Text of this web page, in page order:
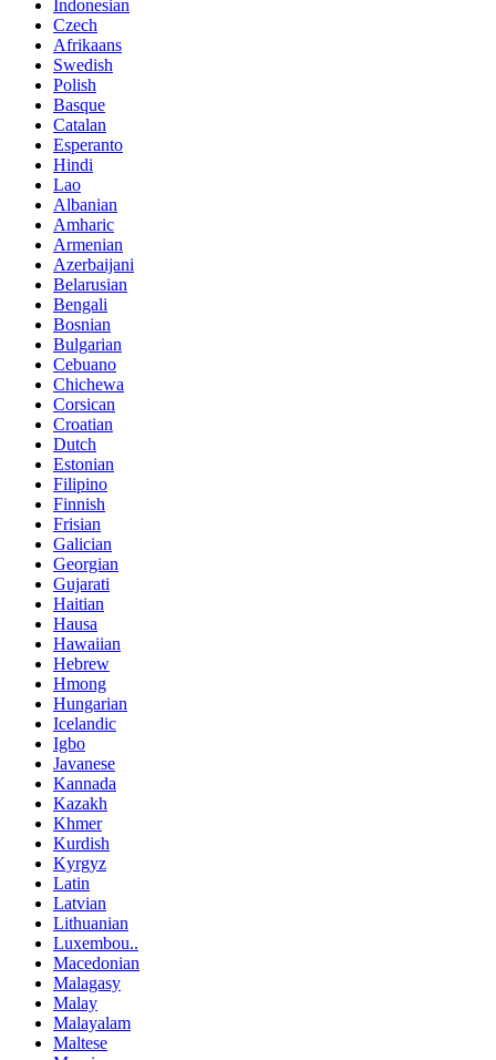
Indonesian
Czech
Afrikaans
Swedish
Polish
Basque
Catalan
Esperanto
Hindi
Lao
Albanian
Amharic
Armenian
Azerbaijani
Belarusian
Bengali
Bosnian
Bulgarian
Cebuano
Chichewa
Corsican
Croatian
Dutch
Estonian
Filipino
Finnish
Frisian
Galician
Georgian
Gujarati
Haitian
Hausa
Hawaiian
Hebrew
Hmong
Hungarian
Icelandic
Igbo
Javanese
Kannada
Kazakh
Khmer
Kurdish
Kyrgyz
Latin
Latvian
Lithuanian
Luxembou..
Macedonian
Malagasy
Malay
Malayalam
Maltese